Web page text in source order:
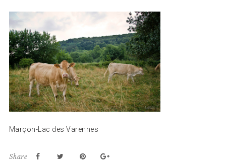
Marçon-Lac des Varennes
Share